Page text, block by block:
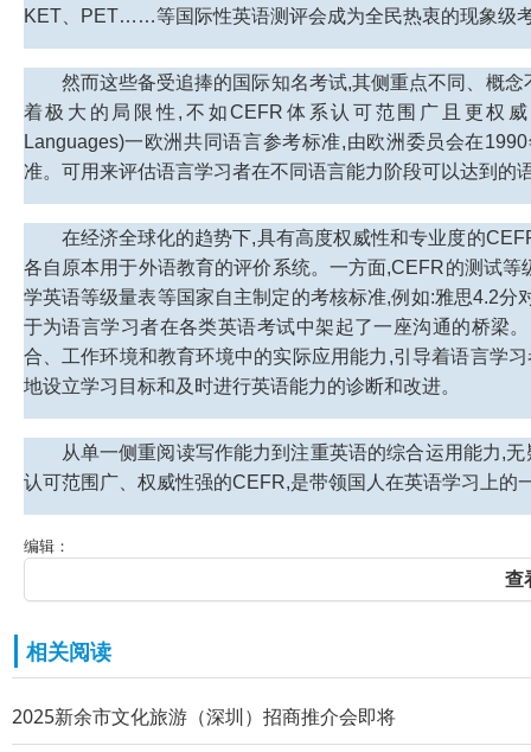
KET、PET……等国际性英语测评会成为全民热衷的现象级
然而这些备受追捧的国际知名考试,其侧重点不同、概
着极大的局限性,不如CEFR体系认可范围广且更权威
Languages)一欧洲共同语言参考标准,由欧洲委员会在
准。可用来评估语言学习者在不同语言能力阶段可以达到
在经济全球化的趋势下,具有高度权威性和专业度的
各自原本用于外语教育的评价系统。一方面,CEFR的测试
学英语等级量表等国家自主制定的考核标准,例如:雅思4.2
于为语言学习者在各类英语考试中架起了一座沟通的桥梁
合、工作环境和教育环境中的实际应用能力,引导着语言学
地设立学习目标和及时进行英语能力的诊断和改进。
从单一侧重阅读写作能力到注重英语的综合运用能力,
认可范围广、权威性强的CEFR,是带领国人在英语学习上的
编辑：
查
相关阅读
2025新余市文化旅游（深圳）招商推介会即将